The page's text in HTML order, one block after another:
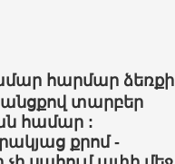
հարմար ձեռքի
անցքով տարբեր
համար :
քրոմ-